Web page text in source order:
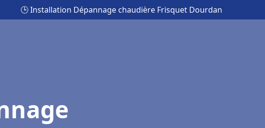
🕒 Installation Dépannage chaudière Frisquet Dourdan